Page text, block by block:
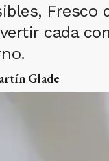
Fresco
cada
Glade